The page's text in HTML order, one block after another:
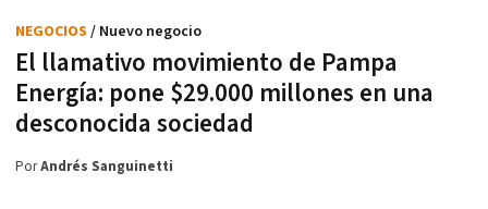
El llamativo movimiento de Pampa
Energía: pone $29.000 millones en una
desconocida sociedad
NEGOCIOS / Nuevo negocio
PorAndrés Sanguinetti